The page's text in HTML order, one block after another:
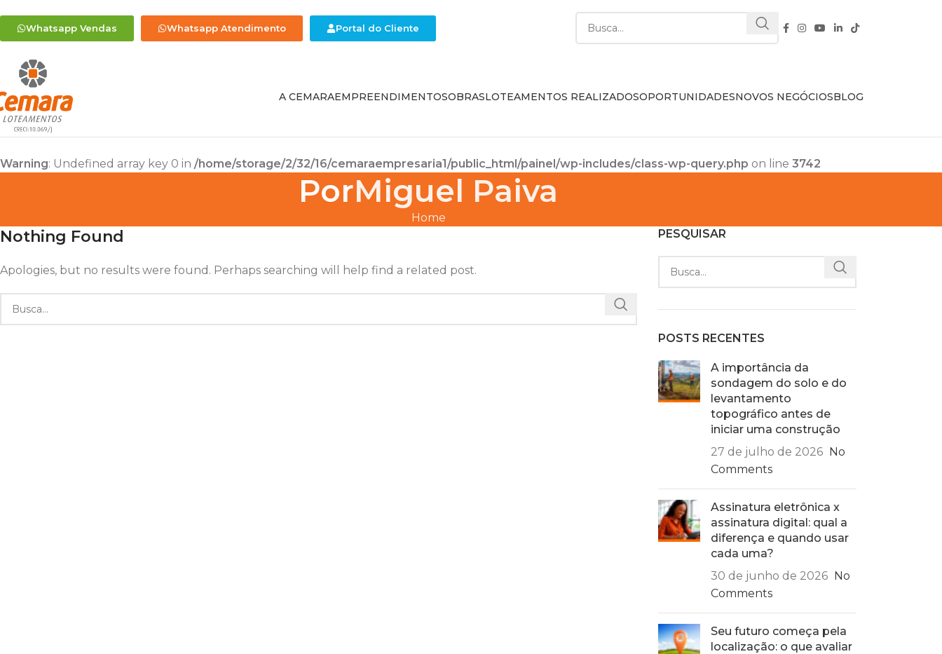
Whatsapp Vendas Whatsapp Atendimento Portal do Cliente
A CEMARAEMPREENDIMENTOSOBRASLOTEAMENTOS REALIZADOSOPORTUNIDADESNOVOS NEGÓCIOSBLOG
Warning: Undefined array key 0 in /home/storage/2/32/16/cemaraempresaria1/public_html/painel/wp-includes/class-wp-query.php on line 3742
PorMiguel Paiva
Home
Nothing Found
Apologies, but no results were found. Perhaps searching will help find a related post.
PESQUISAR
POSTS RECENTES
A importância da
sondagem do solo e do
levantamento
topográfico antes de
iniciar uma construção
27 de julho de 2026 No
Comments
Assinatura eletrônica x
assinatura digital: qual a
diferença e quando usar
cada uma?
30 de junho de 2026 No
Comments
Seu futuro começa pela
localização: o que avaliar